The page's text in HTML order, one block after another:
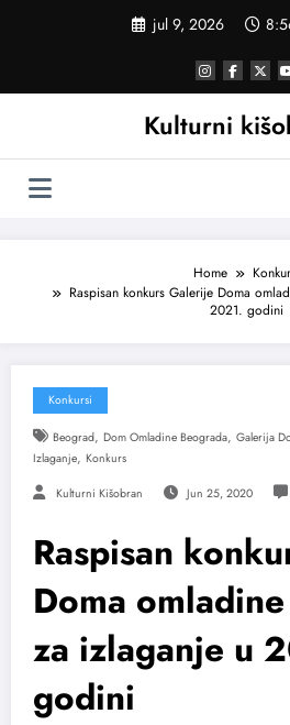
jul 9, 2026
Kulturni
Home
Raspisan konkurs Galerije Doma
2021. godini
Konkursi
Beograd, Dom Omladine Beograda, Galerija
Izlaganje, Konkurs
Kulturni Kišobran Jun 25, 2020
Raspisan
Doma
za izlaganje u
godini